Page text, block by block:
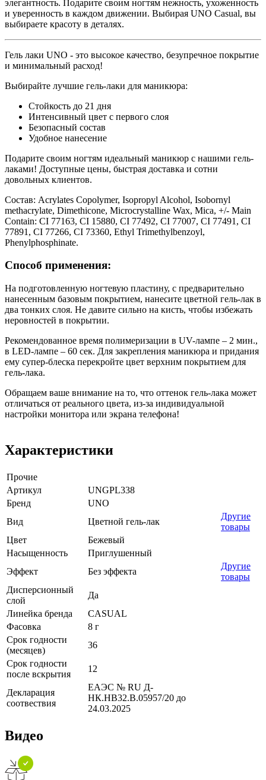
элегантность. Подарите своим ногтям нежность, ухоженность
и уверенность в каждом движении. Выбирая UNO Casual, вы
выбираете красоту в деталях.
Гель лаки UNO - это высокое качество, безупречное покрытие
и минимальный расход!
Выбирайте лучшие гель-лаки для маникюра:
Стойкость до 21 дня
Интенсивный цвет с первого слоя
Безопасный состав
Удобное нанесение
Подарите своим ногтям идеальный маникюр с нашими гель-
лаками! Доступные цены, быстрая доставка и сотни
довольных клиентов.
Состав: Acrylates Copolymer, Isopropyl Alcohol, Isobornyl
methacrylate, Dimethicone, Microcrystalline Wax, Mica, +/- Main
Contain: CI 77163, CI 15880, CI 77492, CI 77007, CI 77491, CI
77891, CI 77266, CI 73360, Ethyl Trimethylbenzoyl,
Phenylphosphinate.
Способ применения:
На подготовленную ногтевую пластину, с предварительно
нанесенным базовым покрытием, нанесите цветной гель-лак в
два тонких слоя. Не давите сильно на кисть, чтобы избежать
неровностей в покрытии.
Рекомендованное время полимеризации в UV-лампе – 2 мин.,
в LED-лампе – 60 сек. Для закрепления маникюра и придания
ему супер-блеска перекройте цвет верхним покрытием для
гель-лака.
Обращаем ваше внимание на то, что оттенок гель-лака может
отличаться от реального цвета, из-за индивидуальной
настройки монитора или экрана телефона!
Характеристики
Прочие
Артикул
UNGPL338
Бренд
UNO
Вид
Цветной гель-лак
Другие
товары
Цвет
Бежевый
Насыщенность
Приглушенный
Эффект
Без эффекта
Другие
товары
Дисперсионный
слой
Да
Линейка бренда
CASUAL
Фасовка
8 г
Срок годности
(месяцев)
36
Срок годности
после вскрытия
12
Декларация
соотвествия
ЕАЭС № RU Д-
НК.НВ32.В.05957/20 до
24.03.2025
Видео